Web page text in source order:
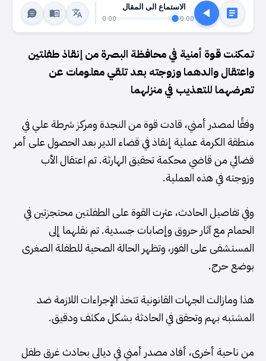
الاستماع الى المقال
0:00
0:00
تمكنت قوة أمنية في محافظة البصرة من إنقاذ طفلتين
واعتقال والدهما وزوجته بعد تلقي معلومات عن
تعرضهما للتعذيب في منزلهما
وفقًا لمصدر أمني، قادت قوة من النجدة ومركز شرطة علي في
منطقة الكرمة عملية إنقاذ في قضاء الدير بعد الحصول على أمر
قضائي من قاضي محكمة تحقيق الهارثة. تم اعتقال الأب
وزوجته في هذه العملية.
وفي تفاصيل الحادث، عثرت القوة على الطفلتين محتجزتين في
الحمام مع آثار حروق وإصابات جسدية. تم نقلهما إلى
المستشفى على الفور، وتظهر الحالة الصحية للطفلة الصغرى
بوضع حرج.
هذا ومازالت الجهات القانونية تتخذ الإجراءات اللازمة ضد
المشتبه بهم وتحقق في الحادثة بشكل مكثف ودقيق.
من ناحية أخرى، أفاد مصدر أمني في ديالى بحادث غرق طفل